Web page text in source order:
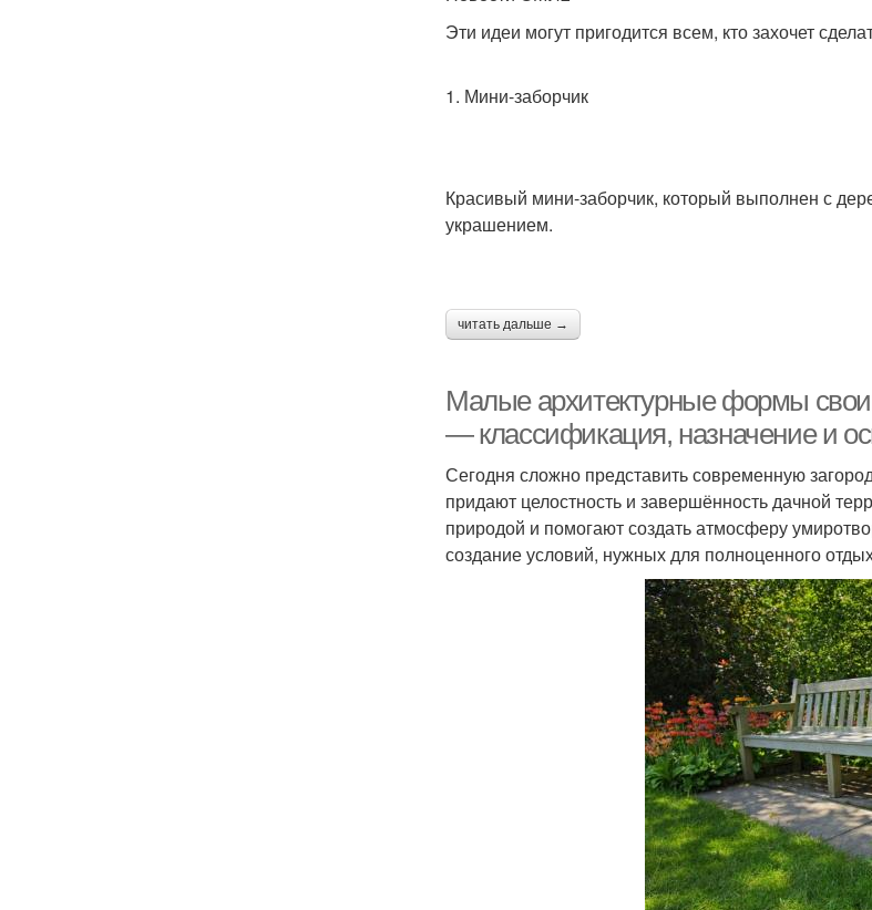
Эти идеи могут пригодится всем, кто захочет
1. Мини-заборчик
Красивый мини-заборчик, который выполнен с
украшением.
читать дальше →
Малые архитектурные формы
— классификация, назначение и
Сегодня сложно представить современную
придают целостность и завершённость дачной
природой и помогают создать атмосферу
создание условий, нужных для полноценного